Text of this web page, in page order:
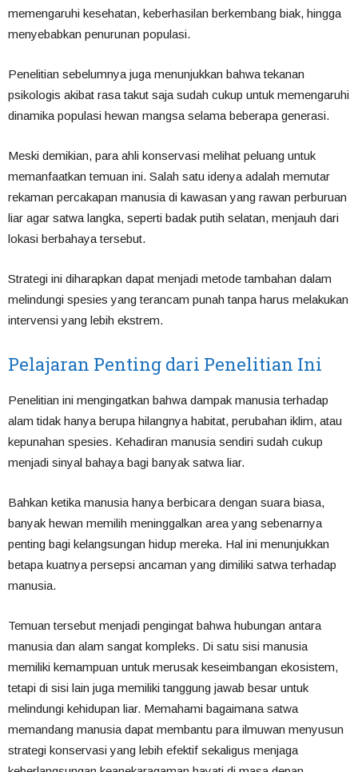
memengaruhi kesehatan, keberhasilan berkembang biak, hingga
menyebabkan penurunan populasi.
Penelitian sebelumnya juga menunjukkan bahwa tekanan
psikologis akibat rasa takut saja sudah cukup untuk memengaruhi
dinamika populasi hewan mangsa selama beberapa generasi.
Meski demikian, para ahli konservasi melihat peluang untuk
memanfaatkan temuan ini. Salah satu idenya adalah memutar
rekaman percakapan manusia di kawasan yang rawan perburuan
liar agar satwa langka, seperti badak putih selatan, menjauh dari
lokasi berbahaya tersebut.
Strategi ini diharapkan dapat menjadi metode tambahan dalam
melindungi spesies yang terancam punah tanpa harus melakukan
intervensi yang lebih ekstrem.
Pelajaran Penting dari Penelitian Ini
Penelitian ini mengingatkan bahwa dampak manusia terhadap
alam tidak hanya berupa hilangnya habitat, perubahan iklim, atau
kepunahan spesies. Kehadiran manusia sendiri sudah cukup
menjadi sinyal bahaya bagi banyak satwa liar.
Bahkan ketika manusia hanya berbicara dengan suara biasa,
banyak hewan memilih meninggalkan area yang sebenarnya
penting bagi kelangsungan hidup mereka. Hal ini menunjukkan
betapa kuatnya persepsi ancaman yang dimiliki satwa terhadap
manusia.
Temuan tersebut menjadi pengingat bahwa hubungan antara
manusia dan alam sangat kompleks. Di satu sisi manusia
memiliki kemampuan untuk merusak keseimbangan ekosistem,
tetapi di sisi lain juga memiliki tanggung jawab besar untuk
melindungi kehidupan liar. Memahami bagaimana satwa
memandang manusia dapat membantu para ilmuwan menyusun
strategi konservasi yang lebih efektif sekaligus menjaga